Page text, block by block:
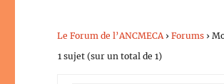
Le Forum de l’ANCMECA › Forums ›
1 sujet (sur un total de 1)